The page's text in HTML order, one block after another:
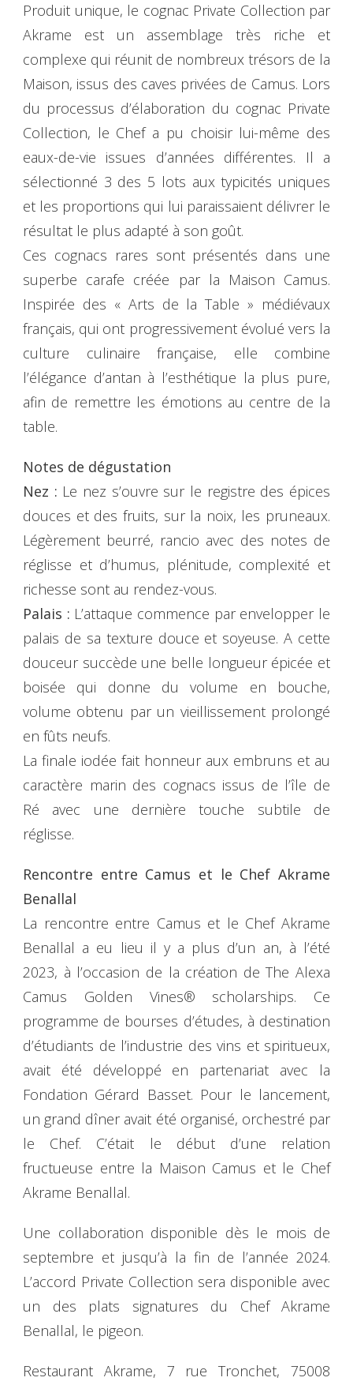
Produit unique, le cognac Private Collection par
Akrame est un assemblage très riche et
complexe qui réunit de nombreux trésors de la
Maison, issus des caves privées de Camus. Lors
du processus d’élaboration du cognac Private
Collection, le Chef a pu choisir lui-même des
eaux-de-vie issues d’années différentes. Il a
sélectionné 3 des 5 lots aux typicités uniques
et les proportions qui lui paraissaient délivrer le
résultat le plus adapté à son goût.
Ces cognacs rares sont présentés dans une
superbe carafe créée par la Maison Camus.
Inspirée des « Arts de la Table » médiévaux
français, qui ont progressivement évolué vers la
culture culinaire française, elle combine
l’élégance d’antan à l’esthétique la plus pure,
afin de remettre les émotions au centre de la
table.
Notes de dégustation
Nez : Le nez s’ouvre sur le registre des épices
douces et des fruits, sur la noix, les pruneaux.
Légèrement beurré, rancio avec des notes de
réglisse et d’humus, plénitude, complexité et
richesse sont au rendez-vous.
Palais : L’attaque commence par envelopper le
palais de sa texture douce et soyeuse. A cette
douceur succède une belle longueur épicée et
boisée qui donne du volume en bouche,
volume obtenu par un vieillissement prolongé
en fûts neufs.
La finale iodée fait honneur aux embruns et au
caractère marin des cognacs issus de l’île de
Ré avec une dernière touche subtile de
réglisse.
Rencontre entre Camus et le Chef Akrame
Benallal
La rencontre entre Camus et le Chef Akrame
Benallal a eu lieu il y a plus d’un an, à l’été
2023, à l’occasion de la création de The Alexa
Camus Golden Vines® scholarships. Ce
programme de bourses d’études, à destination
d’étudiants de l’industrie des vins et spiritueux,
avait été développé en partenariat avec la
Fondation Gérard Basset. Pour le lancement,
un grand dîner avait été organisé, orchestré par
le Chef. C’était le début d’une relation
fructueuse entre la Maison Camus et le Chef
Akrame Benallal.
Une collaboration disponible dès le mois de
septembre et jusqu’à la fin de l’année 2024.
L’accord Private Collection sera disponible avec
un des plats signatures du Chef Akrame
Benallal, le pigeon.
Restaurant Akrame, 7 rue Tronchet, 75008